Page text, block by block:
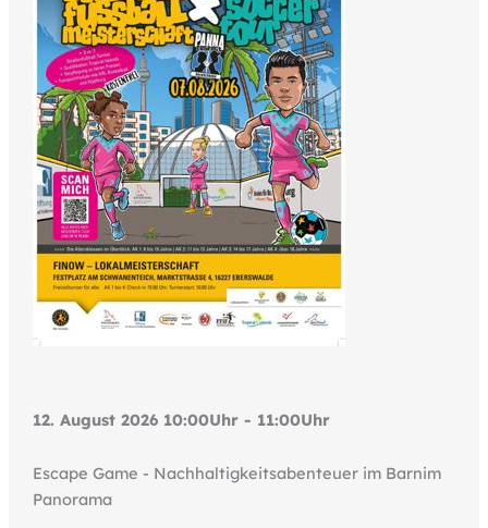
12. August 2026 10:00Uhr - 11:00Uhr
Escape Game - Nachhaltigkeitsabenteuer im Barnim
Panorama